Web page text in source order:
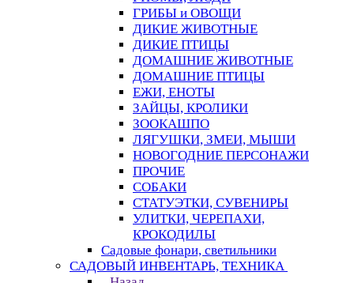
ГРИБЫ и ОВОЩИ
ДИКИЕ ЖИВОТНЫЕ
ДИКИЕ ПТИЦЫ
ДОМАШНИЕ ЖИВОТНЫЕ
ДОМАШНИЕ ПТИЦЫ
ЕЖИ, ЕНОТЫ
ЗАЙЦЫ, КРОЛИКИ
ЗООКАШПО
ЛЯГУШКИ, ЗМЕИ, МЫШИ
НОВОГОДНИЕ ПЕРСОНАЖИ
ПРОЧИЕ
СОБАКИ
СТАТУЭТКИ, СУВЕНИРЫ
УЛИТКИ, ЧЕРЕПАХИ,
КРОКОДИЛЫ
Садовые фонари, светильники
САДОВЫЙ ИНВЕНТАРЬ, ТЕХНИКА